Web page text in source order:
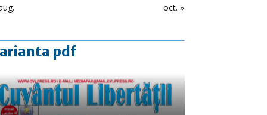
oct. »
pdf